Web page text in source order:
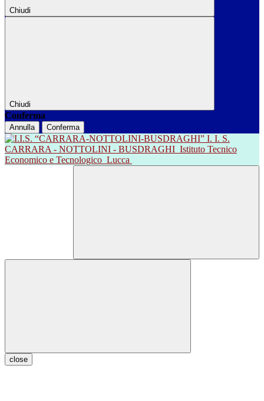
Chiudi
Chiudi
Conferma
Annulla Conferma
I. I. S.
CARRARA - NOTTOLINI - BUSDRAGHI Istituto Tecnico
Economico e Tecnologico Lucca
close